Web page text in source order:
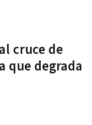
cruce de
que degrada